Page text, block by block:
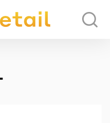
МЕРЕЖІ